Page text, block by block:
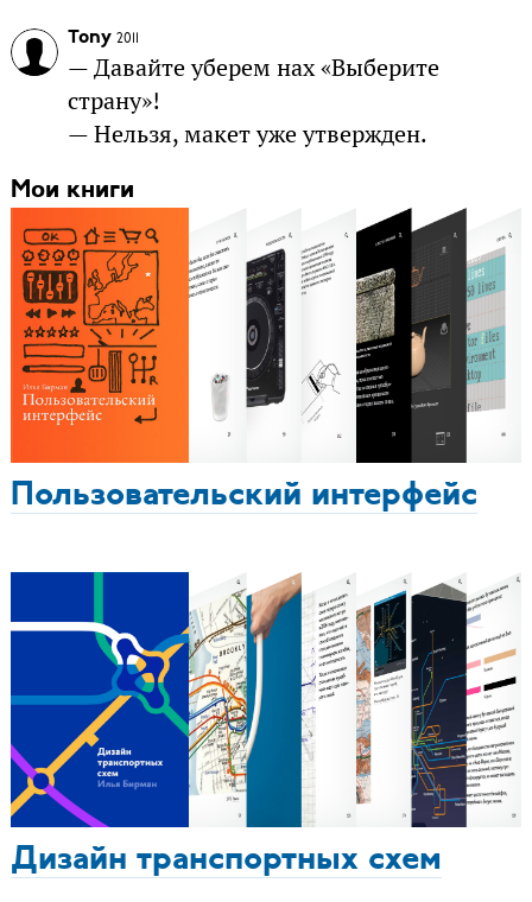
Tony 2011
— Давайте уберем нах «Выберите
страну»!
— Нельзя, макет уже утвержден.
Мои книги
Пользовательский интерфейс
Дизайн транспортных схем